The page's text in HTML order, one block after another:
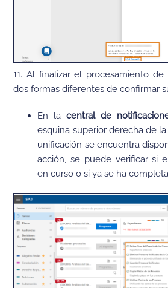
11. Al finalizar el procesamiento
dos formas diferentes de confirmar
En lacentral de
esquina superior derecha de
unificación se encuentra
acción, se puede verificar si
en curso o si ya se ha